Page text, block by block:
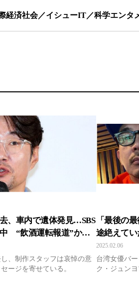
経済社会／イシューIT／科学エンタ
、車内で遺体発見…SBS
“飲酒運転報道”から
、制作スタッフは哀悼の意
ージを寄せている。
「最後の
途絶えて
を明かす
2025.02.06
台湾女優バ
ク・ジュン